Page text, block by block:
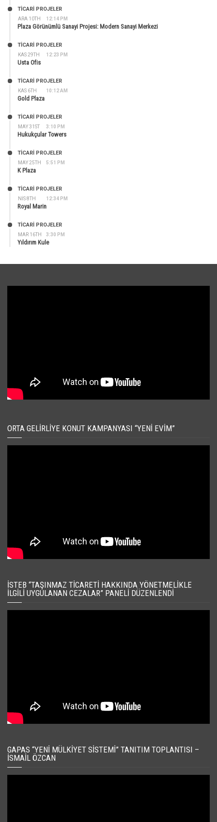
ARA 10TH 12:14 PM
TİCARİ PROJELER
Plaza Görünümlü Sanayi Projesi: Modern Sanayi Merkezi
KAS 29TH 12:23 PM
TİCARİ PROJELER
Usta Ofis
KAS 6TH 10:12 AM
TİCARİ PROJELER
Gold Plaza
MAY 31ST 3:10 PM
TİCARİ PROJELER
Hukukçular Towers
MAY 25TH 5:51 PM
TİCARİ PROJELER
K Plaza
NIS 8TH 12:34 PM
TİCARİ PROJELER
Royal Marin
MAR 16TH 3:30 PM
TİCARİ PROJELER
Yıldırım Kule
ORTA GELIRLIYE KONUT KAMPANYASI “YENI EVIM”
İSTEB “TAŞINMAZ TICARETI HAKKINDA YÖNETMELIKLE
İLGILI UYGULANAN CEZALAR” PANELI DÜZENLENDI
GAPAS “YENI MÜLKIYET SISTEMI” TANITIM TOPLANTISI –
İSMAIL ÖZCAN